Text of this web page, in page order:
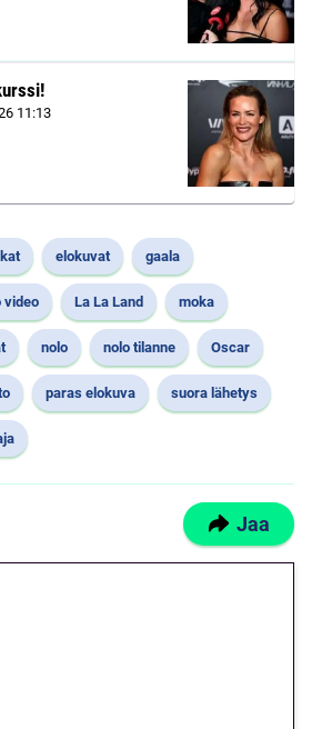
11:13
elokuvat gaala
video La La Land moka
nolo nolo tilanne Oscar
paras elokuva suora lähetys
Jaa